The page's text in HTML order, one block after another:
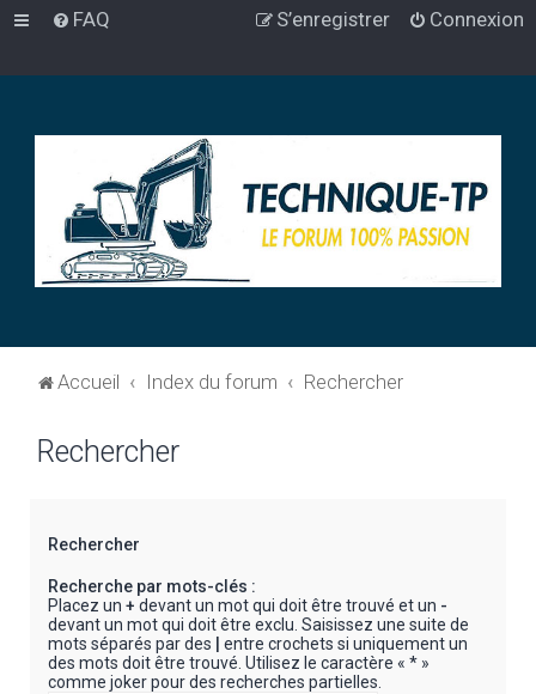
FAQ Connexion
S’enregistrer
Accueil Index du forum Rechercher
Rechercher
Rechercher
Recherche par mots-clés :
Placez un + devant un mot qui doit être trouvé et un -
devant un mot qui doit être exclu. Saisissez une suite de
mots séparés par des
entre crochets si uniquement un
des mots doit être trouvé. Utilisez le caractère « * »
comme joker pour des recherches partielles.